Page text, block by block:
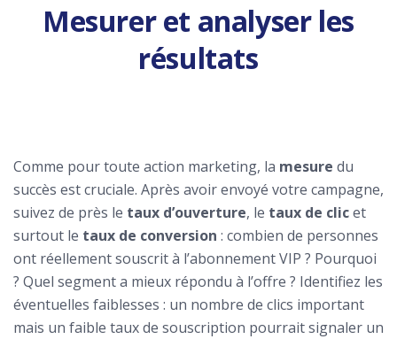
Mesurer et analyser les
résultats
Comme pour toute action marketing, la mesure du
succès est cruciale. Après avoir envoyé votre campagne,
suivez de près le taux d’ouverture, le taux de clicet
surtout le taux de conversion : combien de personnes
ont réellement souscrit à l’abonnement VIP ? Pourquoi
? Quel segment a mieux répondu à l’offre ? Identifiez les
éventuelles faiblesses : un nombre de clics important
mais un faible taux de souscription pourrait signaler un